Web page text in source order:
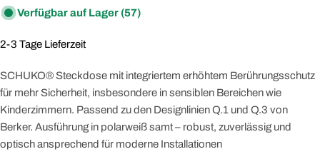
Verfügbar auf Lager (57)
2-3 Tage Lieferzeit
SCHUKO® Steckdose mit integriertem erhöhtem Berührungsschutz
für mehr Sicherheit, insbesondere in sensiblen Bereichen wie
Kinderzimmern. Passend zu den Designlinien Q.1 und Q.3 von
Berker. Ausführung in polarweiß samt – robust, zuverlässig und
optisch ansprechend für moderne Installationen